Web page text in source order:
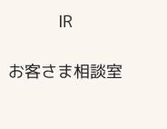
IR
お客さま相談室